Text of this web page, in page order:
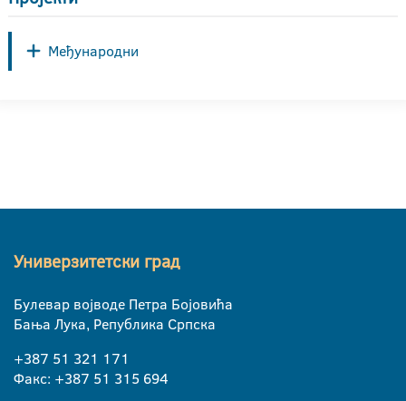
Међународни
Универзитетски град
Булевар војводе Петра Бојовића
Бања Лука, Република Српска
+387 51 321 171
Факс: +387 51 315 694